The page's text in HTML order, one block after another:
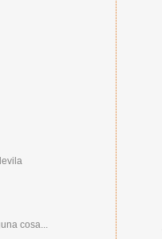
cosa...